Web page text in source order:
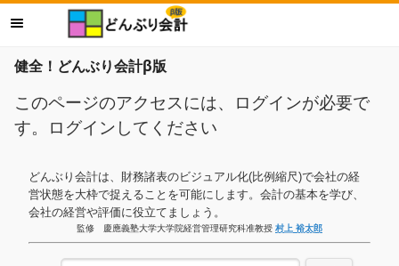
健全！どんぶり会計β版
このページのアクセスには、ログインが必要で
す。ログインしてください
どんぶり会計は、財務諸表のビジュアル化(比例縮尺)で会社の経
営状態を大枠で捉えることを可能にします。会計の基本を学び、
会社の経営や評価に役立てましょう。
監修 慶應義塾大学大学院経営管理研究科准教授 村上 裕太郎